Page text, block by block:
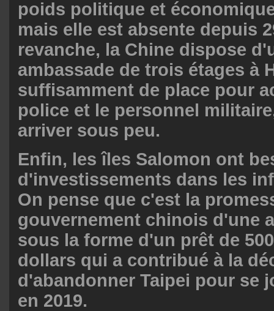
poids politique et
mais elle est absente depuis
revanche, la Chine dispose
ambassade de trois étages à
suffisamment de place pour
police et le personnel
arriver sous peu.
Enfin, les îles Salomon ont
d'investissements dans les
On pense que c'est la
gouvernement chinois d'une
sous la forme d'un prêt de
dollars qui a contribué à la
d'abandonner Taipei pour se
en 2019.